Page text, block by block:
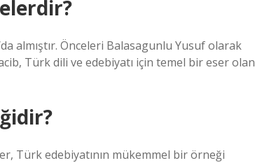
almıştır. Önceleri Balasagunlu Yusuf olarak
Türk dili ve edebiyatı için temel bir eser olan
Türk edebiyatının mükemmel bir örneği